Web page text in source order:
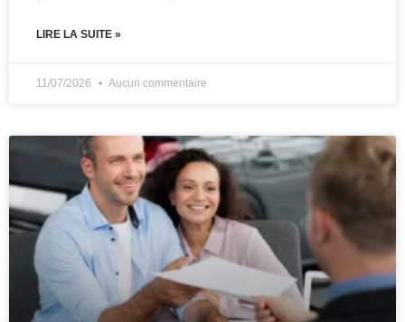
LIRE LA SUITE »
11/07/2026 Aucun commentaire